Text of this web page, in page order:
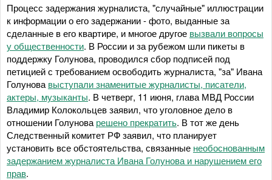
Процесс задержания журналиста, "случайные" иллюстрации
к информации о его задержании - фото, выданные за
сделанные в его квартире, и многое другое вызвали вопросы
у общественности. В России и за рубежом шли пикеты в
поддержку Голунова, проводился сбор подписей под
петицией с требованием освободить журналиста, "за" Ивана
Голунова выступали знаменитые журналисты, писатели,
актеры, музыканты. В четверг, 11 июня, глава МВД России
Владимир Колокольцев заявил, что уголовное дело в
отношении Голунова решено прекратить. В тот же день
Следственный комитет РФ заявил, что планирует
установить все обстоятельства, связанные необоснованным
задержанием журналиста Ивана Голунова и нарушением его
прав.